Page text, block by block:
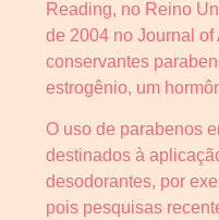
Reading, no Reino
de 2004 no Journal
conservantes
estrogênio, um
O uso de parabenos
destinados à
desodorantes, por
pois pesquisas